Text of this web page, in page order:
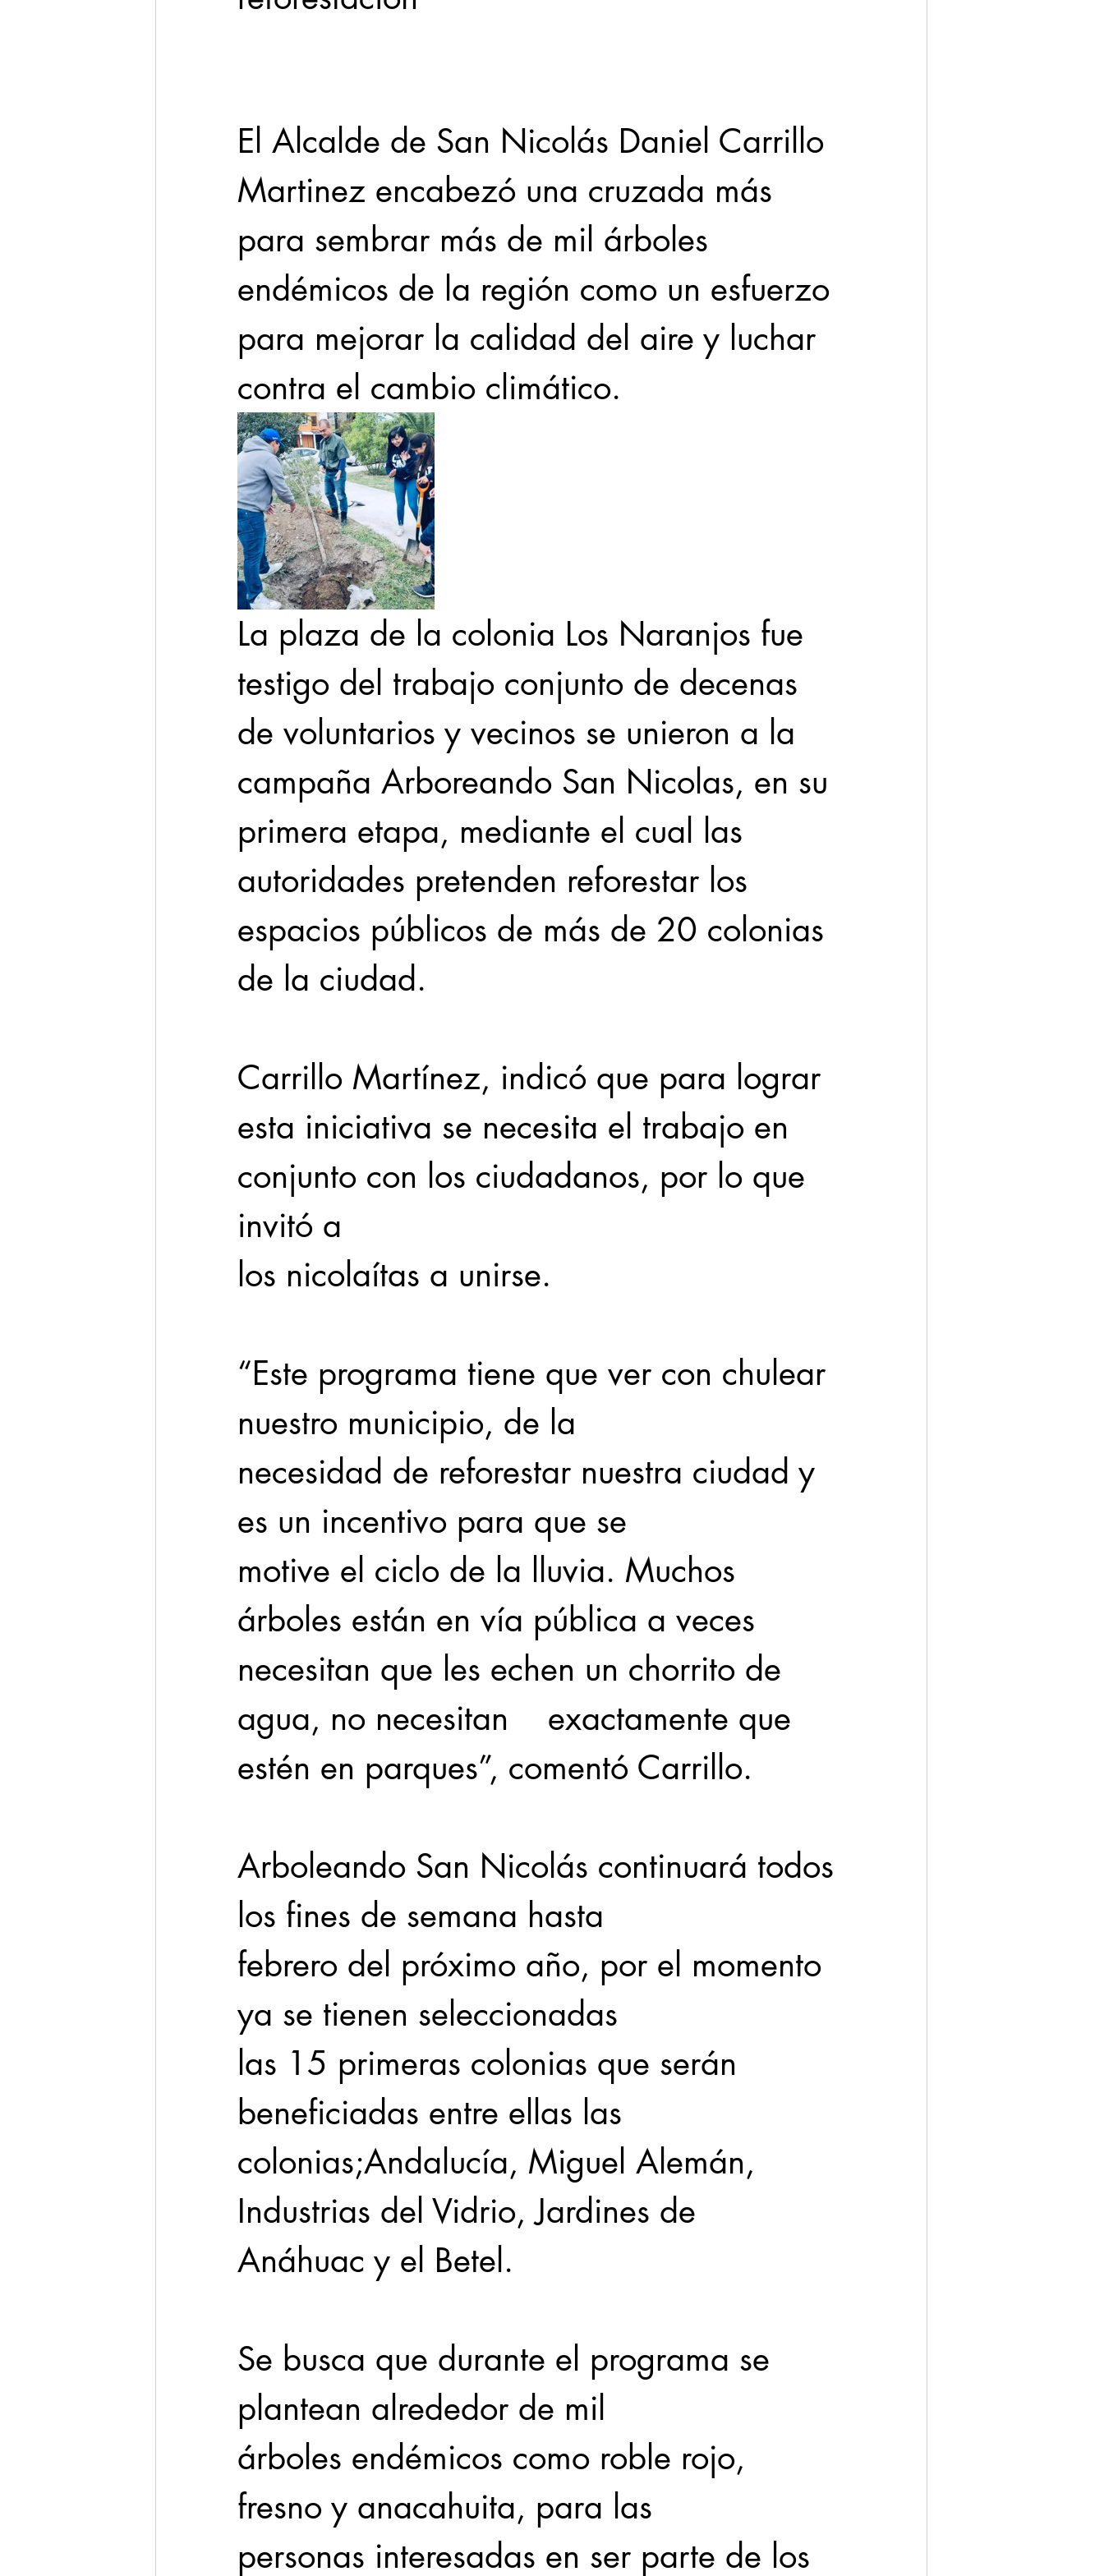
Seguridad 1 enero 31abr
El Alcalde de San Nicolás Daniel Carrillo
Martinez encabezó una cruzada más
para sembrar más de mil árboles
endémicos de la región como un esfuerzo
para mejorar la calidad del aire y luchar
contra el cambio climático.
La plaza de la colonia Los Naranjos fue
testigo del trabajo conjunto de decenas
de voluntarios y vecinos se unieron a la
campaña Arboreando San Nicolas, en su
primera etapa, mediante el cual las
autoridades pretenden reforestar los
espacios públicos de más de 20 colonias
de la ciudad.
Carrillo Martínez, indicó que para lograr
esta iniciativa se necesita el trabajo en
conjunto con los ciudadanos, por lo que
invitó a
los nicolaítas a unirse.
“Este programa tiene que ver con chulear
nuestro municipio, de la
necesidad de reforestar nuestra ciudad y
es un incentivo para que se
motive el ciclo de la lluvia. Muchos
árboles están en vía pública a veces
necesitan que les echen un chorrito de
agua, no necesitan    exactamente que
estén en parques”, comentó Carrillo.
Arboleando San Nicolás continuará todos
los fines de semana hasta
febrero del próximo año, por el momento
ya se tienen seleccionadas
las 15 primeras colonias que serán
beneficiadas entre ellas las
colonias;Andalucía, Miguel Alemán,
Industrias del Vidrio, Jardines de
Anáhuac y el Betel.
Se busca que durante el programa se
plantean alrededor de mil
árboles endémicos como roble rojo,
fresno y anacahuita, para las
personas interesadas en ser parte de los